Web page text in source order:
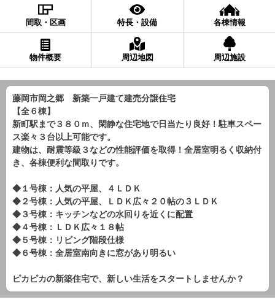
間取・区画 特長・設備 各棟情報
物件概要 周辺地図 周辺施設
藤岡市岡之郷 新築一戸建て建売分譲住宅
【全６棟】
新町駅まで３８０ｍ、閑静な住宅地で日当たり良好！駐車スペー
ス楽々３台以上可能です。
建物は、耐震等級３などの性能評価を取得！全居室明るく収納付
き、各棟便利な間取りです。
◆１号棟：人気の平屋、４ＬＤＫ
◆２号棟：人気の平屋、ＬＤＫ広々２０帖の３ＬＤＫ
◆３号棟：キッチンなどの水回りを近くに配置
◆４号棟：ＬＤＫ広々１８帖
◆５号棟：リビング階段仕様
◆６号棟：全居室南向きに窓があり明るい
ピカピカの新築住宅で、新しい生活をスタートしませんか？